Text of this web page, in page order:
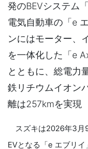
発のBEVシステム
電気自動車の「e
ンにはモーター、
を一体化した「e
とともに、総電力
鉄リチウムイオン
離は257kmを実現
スズキは2026年3月
EVとなる「e エブリイ